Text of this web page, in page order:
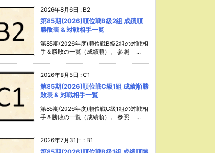
2026年8月6日 : B2
第85期(2026)順位戦B級2組 成績順
勝敗表 & 対戦相手一覧
第85期(2026年度)順位戦B級2組の対戦相
手＆勝敗の一覧（成績順）。 参照： ...
2026年8月5日 : C1
第85期(2026)順位戦C級1組 成績順勝
敗表 & 対戦相手一覧
第85期(2026年度)順位戦C級1組の対戦相
手＆勝敗の一覧（成績順）。 参照： ...
2026年7月31日 : B1